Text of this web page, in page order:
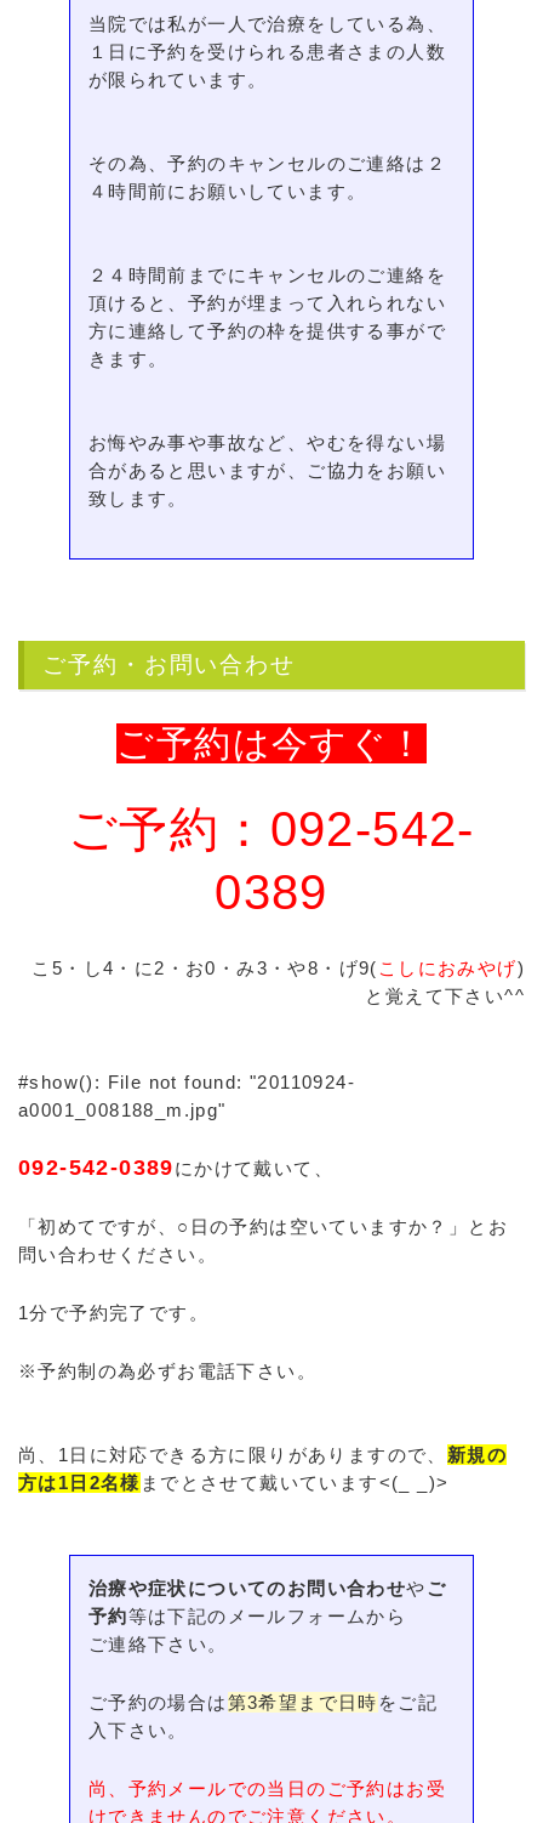
当院では私が一人で治療をしている為、
１日に予約を受けられる患者さまの人数
が限られています。
その為、予約のキャンセルのご連絡は２
４時間前にお願いしています。
２４時間前までにキャンセルのご連絡を
頂けると、予約が埋まって入れられない
方に連絡して予約の枠を提供する事がで
きます。
お悔やみ事や事故など、やむを得ない場
合があると思いますが、ご協力をお願い
致します。
ご予約・お問い合わせ
ご予約は今すぐ！
ご予約：092-542-
0389
こ5・し4・に2・お0・み3・や8・げ9( こしにおみやげ)
と覚えて下さい^^
#show(): File not found: "20110924-
a0001_008188_m.jpg"
092-542-0389にかけて戴いて、
「初めてですが、○日の予約は空いていますか？」とお
問い合わせください。
1分で予約完了です。
※予約制の為必ずお電話下さい。
尚、1日に対応できる方に限りがありますので、 新規の
方は1日2名様 までとさせて戴いています<(_ _)>
治療や症状についてのお問い合わせやご
予約等は下記のメールフォームから
ご連絡下さい。
ご予約の場合は第3希望まで日時 をご記
入下さい。
尚、予約メールでの当日のご予約はお受
けできませんのでご注意ください。